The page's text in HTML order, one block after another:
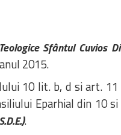
Sfântul Cuvios
2015.
10 lit. b, d si art. 11
Eparhial din 10
.